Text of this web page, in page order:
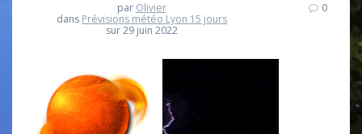
par Olivier
dans Prévisions météo Lyon 15 jours
sur 29 juin 2022
0